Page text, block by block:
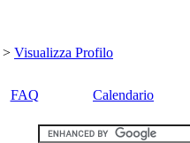
> Visualizza Profilo
FAQ Calendario